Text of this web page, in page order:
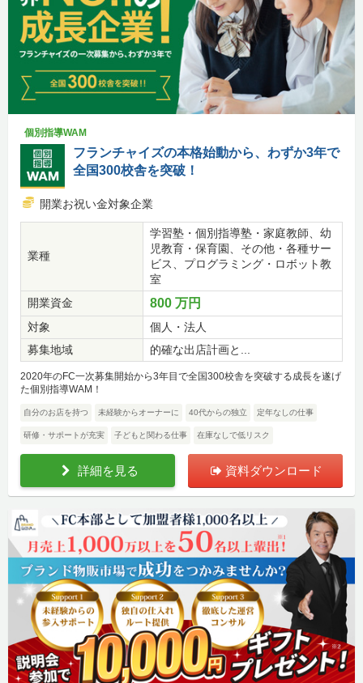
個別指導WAM
フランチャイズの本格始動から、わずか3年で
全国300校舎を突破！
開業お祝い金対象企業
業種
学習塾・個別指導塾・家庭教師、幼
児教育・保育園、その他・各種サー
ビス、プログラミング・ロボット教
室
開業資金
800 万円
対象
個人・法人
募集地域
的確な出店計画と...
2020年のFC一次募集開始から3年目で全国300校舎を突破する成長を遂げ
た個別指導WAM！
自分のお店を持つ 未経験からオーナーに 40代からの独立 定年なしの仕事
研修・サポートが充実 子どもと関わる仕事 在庫なしで低リスク
詳細を見る 資料ダウンロード